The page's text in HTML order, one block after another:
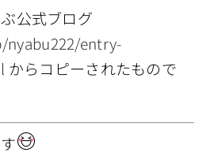
公式ブログ
entry-
からコピーされたもので